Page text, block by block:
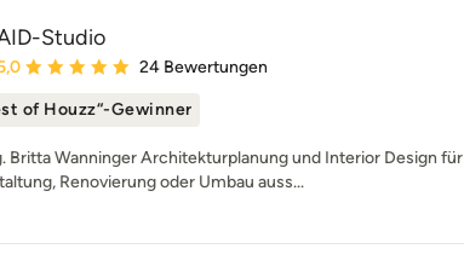
Studio
Bewertung: 5 von 5 Sternen
24 Bewertungen
of Houzz“-Gewinner
Britta Wanninger Architekturplanung und Interior Design für
Renovierung oder Umbau auss...